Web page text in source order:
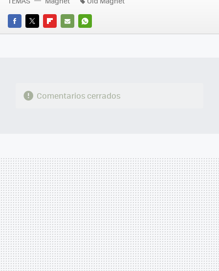
FACEBOOK
TWITTERFLIPBOARD
E-
WHATSAPP
Comentarios cerrados